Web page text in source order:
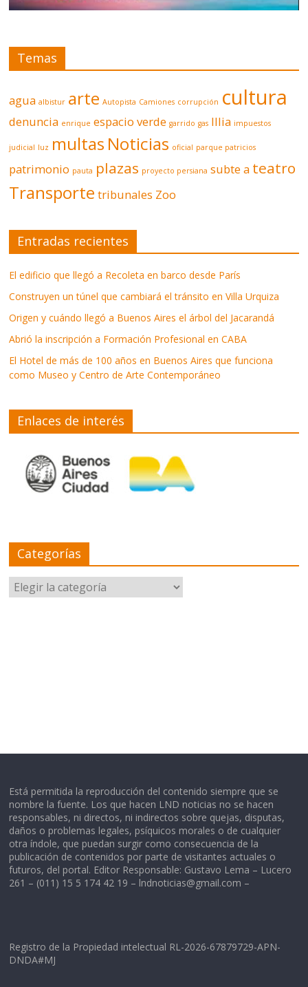
Temas
agua albistur arte Autopista Camiones corrupción cultura
denuncia enrique espacio verde garrido gas Illia impuestos
judicial luz multas Noticias oficial parque patricios
patrimonio pauta plazas proyecto persiana subte a teatro
Transporte tribunales Zoo
Entradas recientes
El edificio que llegó a Recoleta en barco desde París
Construyen un túnel que cambiará el tránsito en Villa Urquiza
Origen y cuándo llegó a Buenos Aires el árbol del Jacarandá
Abrió la inscripción a Formación Profesional en CABA
El Hotel de más de 100 años en Buenos Aires que funciona
como Museo y Centro de Arte Contemporáneo
Enlaces de interés
Categorías
Categorías
Está permitida la reproducción del contenido siempre que se
nombre la fuente. Los que hacen LND noticias no se hacen
responsables, ni directos, ni indirectos sobre quejas, disputas,
daños o problemas legales, psíquicos morales o de cualquier
otra índole, que puedan surgir como consecuencia de la
publicación de contenidos por parte de visitantes actuales o
futuros, del portal. Editor Responsable: Gustavo Lema – Lucero
261 – (011) 15 5 174 42 19 – lndnoticias@gmail.com –
Registro de la Propiedad intelectual RL-2026-67879729-APN-
DNDA#MJ